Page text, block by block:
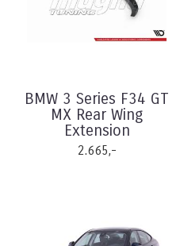
BMW 3 Series F34 GT
MX Rear Wing
Extension
2.665,-